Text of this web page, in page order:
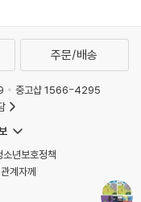
주문/배송
중고샵 1566-4295
소년보호정책
계자께